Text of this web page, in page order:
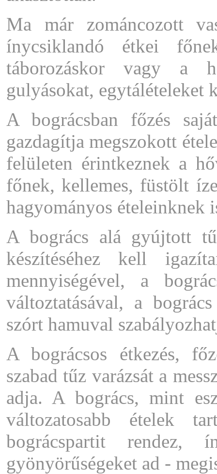
Ma már zománcozott
ínycsiklandó étkei
táborozáskor vagy a
gulyásokat, egytálételeket
A bográcsban főzés
gazdagítja megszokott
felületen érintkeznek a
főnek, kellemes, füstölt
hagyományos ételeinknek
A bogrács alá gyújtott
készítéséhez kell
mennyiségével, a
változtatásával, a
szórt hamuval
A bográcsos étkezés,
szabad tűz varázsát a
adja. A bogrács, mint
változatosabb ételek
bográcspartit rendez,
gyönyörűségeket ad -